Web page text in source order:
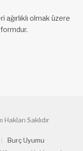
ağırlıklı olmak üzere
Saklıdır
Burç Uyumu